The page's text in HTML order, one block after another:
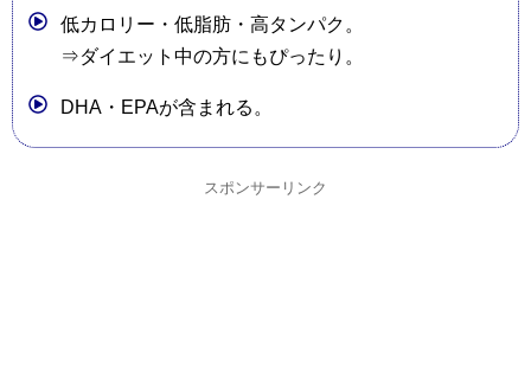
低カロリー・低脂肪・高タンパク。
⇒ダイエット中の方にもぴったり。
DHA・EPAが含まれる。
スポンサーリンク